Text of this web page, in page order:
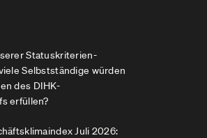
Statuskriterien-
Selbstständige würden
des DIHK-
erfüllen?
Juli 2026: